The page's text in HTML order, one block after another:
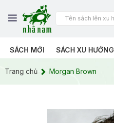
SÁCH MỚI SÁCH XU HƯỚNG
Trang chủ Morgan Brown